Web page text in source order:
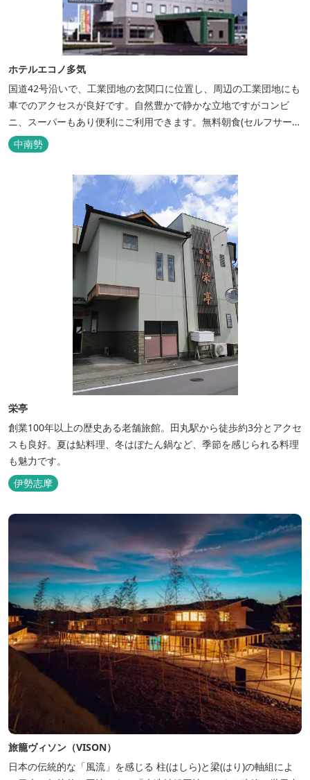
ホテルエコノ多気
国道42号沿いで、工業団地の玄関口に位置し、周辺の工業団地にも
車でのアクセスが良好です。自然豊かで静かな立地ですがコンビ
ニ、スーパーもあり便利にご利用できます。無料朝食(セルフサービ
ス)、大型無料駐車場も完備。
中南勢
栄亭
創業100年以上の歴史ある老舗旅館。田丸駅から徒歩約3分とアクセ
スも良好。夏は鮎料理、冬はぼたん鍋など、季節を感じられる料理
も魅力です。
伊勢志摩
旅籠ヴィソン（VISON）
日本の伝統的な「風流」を感じる 柱(はしら)と梁(はり)の軸組によ